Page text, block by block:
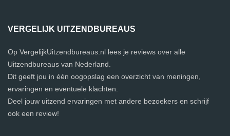
VERGELIJK UITZENDBUREAUS
Op VergelijkUitzendbureaus.nl lees je reviews over alle
Uitzendbureaus van Nederland.
Dit geeft jou in één oogopslag een overzicht van meningen,
ervaringen en eventuele klachten.
Deel jouw uitzend ervaringen met andere bezoekers en schrijf
ook een review!